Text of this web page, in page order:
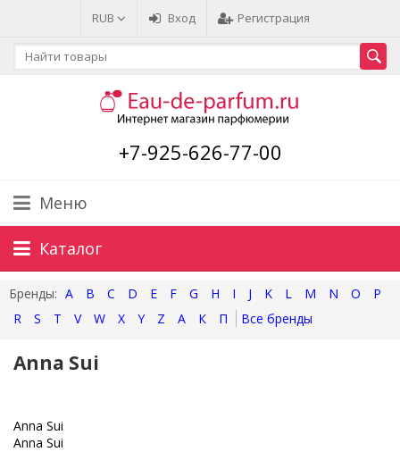
RUB Вход Регистрация
+7-925-626-77-00
Меню
Каталог
A B C D E F G H I J K L M N O
P
R
S T V W X Y Z А К П
Anna Sui
Anna Sui
Anna Sui